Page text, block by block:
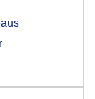
gegeven,
waarin